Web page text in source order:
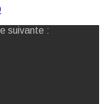
suivante :